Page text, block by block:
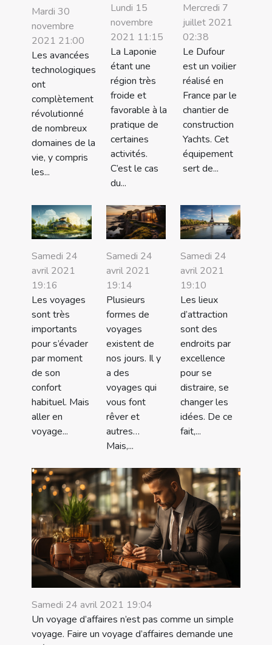
Mardi 30
novembre
2021 21:00
Les avancées
technologiques
ont
complètement
révolutionné
de nombreux
domaines de la
vie, y compris
les...
Lundi 15
novembre
2021 11:15
La Laponie
étant une
région très
froide et
favorable à la
pratique de
certaines
activités.
C’est le cas
du...
Mercredi 7
juillet 2021
02:38
Le Dufour
est un voilier
réalisé en
France par le
chantier de
construction
Yachts. Cet
équipement
sert de...
Samedi 24
avril 2021
19:16
Les voyages
sont très
importants
pour s’évader
par moment
de son
confort
habituel. Mais
aller en
voyage...
Samedi 24
avril 2021
19:14
Plusieurs
formes de
voyages
existent de
nos jours. Il y
a des
voyages qui
vous font
rêver et
autres…
Mais,...
Samedi 24
avril 2021
19:10
Les lieux
d’attraction
sont des
endroits par
excellence
pour se
distraire, se
changer les
idées. De ce
fait,...
Samedi 24 avril 2021 19:04
Un voyage d’affaires n’est pas comme un simple
voyage. Faire un voyage d’affaires demande une